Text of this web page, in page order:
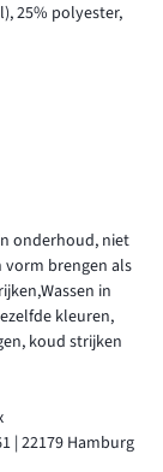
25% polyester,
onderhoud, niet
vorm brengen als
in
kleuren,
koud strijken
| 22179 Hamburg